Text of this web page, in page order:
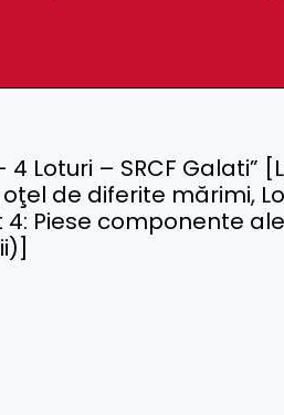
Loturi – SRCF Galati”
oţel de diferite mărimi,
4: Piese componente